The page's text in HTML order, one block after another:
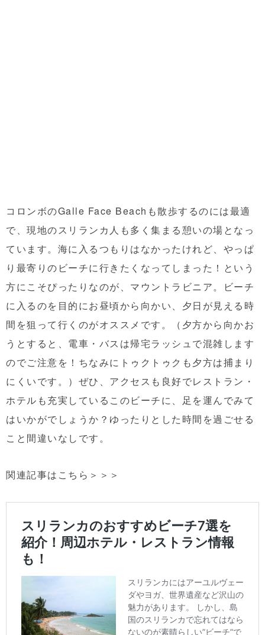
コロンボのGalle Face Beachも散歩するのには最適
で、現地のスリランカ人も多く集まる憩いの場となっ
ています。海に入るつもりはなかったけれど、やっぱ
り最寄りのビーチに行きたくなってしまった！という
方にこそぴったりなのが、マウントラビニア。ビーチ
に入るのを目的にお昼頃から向かい、夕日が見える時
間を狙って行くのがオススメです。（夕方から向かお
うとすると、電車・バスは帰宅ラッシュで混雑します
のでご注意を！ちなみにトゥクトゥクも夕方は捕まり
にくいです。）ぜひ、アクセスも良好でレストラン・
ホテルも充実しているこのビーチに、足を運んでみて
はいかがでしょうか？ゆったりとした時間を過ごせる
こと間違いなしです。
関連記事はこちら＞＞＞